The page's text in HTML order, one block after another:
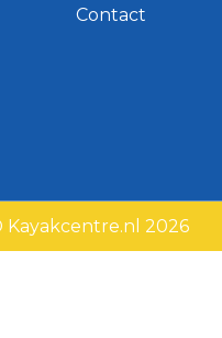
Contact
Kayakcentre.nl 2026